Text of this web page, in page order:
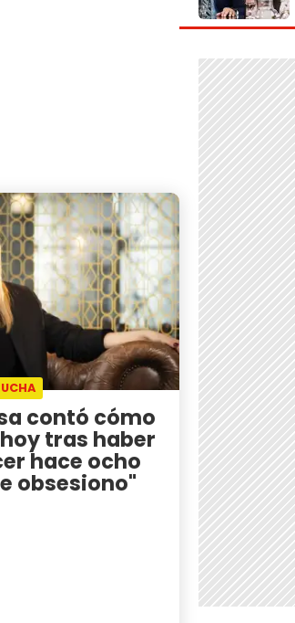
contó cómo
tras haber
hace ocho
obsesiono"